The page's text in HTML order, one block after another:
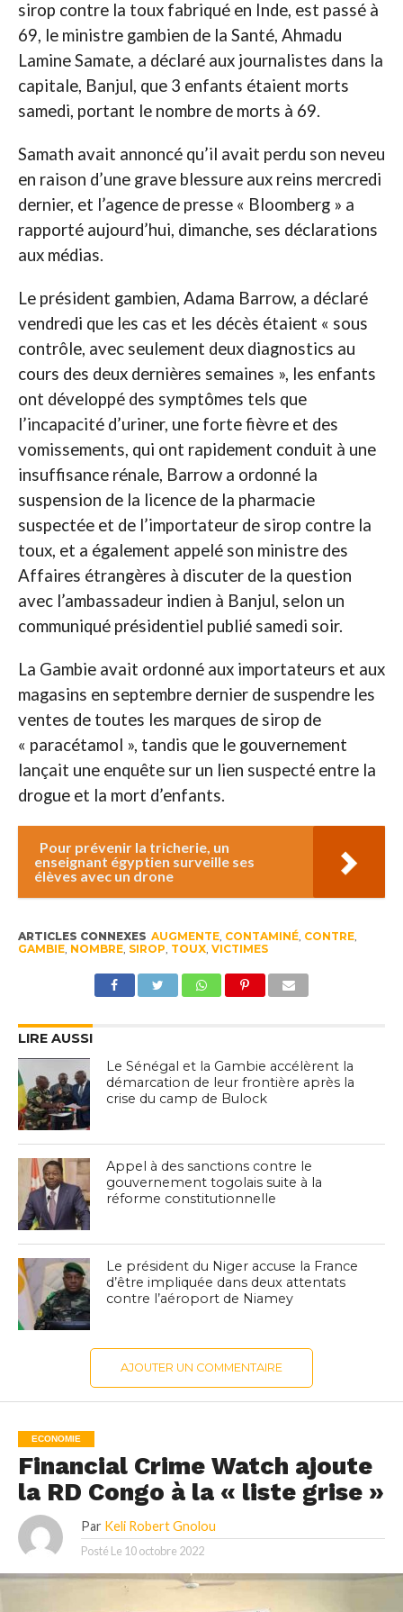
sirop contre la toux fabriqué en Inde, est passé à
69, le ministre gambien de la Santé, Ahmadu
Lamine Samate, a déclaré aux journalistes dans la
capitale, Banjul, que 3 enfants étaient morts
samedi, portant le nombre de morts à 69.
Samath avait annoncé qu’il avait perdu son neveu
en raison d’une grave blessure aux reins mercredi
dernier, et l’agence de presse « Bloomberg » a
rapporté aujourd’hui, dimanche, ses déclarations
aux médias.
Le président gambien, Adama Barrow, a déclaré
vendredi que les cas et les décès étaient « sous
contrôle, avec seulement deux diagnostics au
cours des deux dernières semaines », les enfants
ont développé des symptômes tels que
l’incapacité d’uriner, une forte fièvre et des
vomissements, qui ont rapidement conduit à une
insuffisance rénale, Barrow a ordonné la
suspension de la licence de la pharmacie
suspectée et de l’importateur de sirop contre la
toux, et a également appelé son ministre des
Affaires étrangères à discuter de la question
avec l’ambassadeur indien à Banjul, selon un
communiqué présidentiel publié samedi soir.
La Gambie avait ordonné aux importateurs et aux
magasins en septembre dernier de suspendre les
ventes de toutes les marques de sirop de
« paracétamol », tandis que le gouvernement
lançait une enquête sur un lien suspecté entre la
drogue et la mort d’enfants.
Pour prévenir la tricherie, un
enseignant égyptien surveille ses
élèves avec un drone
ARTICLES CONNEXES AUGMENTE, CONTAMINÉ, CONTRE,
GAMBIE, NOMBRE, SIROP, TOUX, VICTIMES
LIRE AUSSI
Le Sénégal et la Gambie accélèrent la
démarcation de leur frontière après la
crise du camp de Bulock
Appel à des sanctions contre le
gouvernement togolais suite à la
réforme constitutionnelle
Le président du Niger accuse la France
d’être impliquée dans deux attentats
contre l’aéroport de Niamey
AJOUTER UN COMMENTAIRE
ECONOMIE
Financial Crime Watch ajoute
la RD Congo à la « liste grise »
Par Keli Robert Gnolou
Posté Le 10 octobre 2022